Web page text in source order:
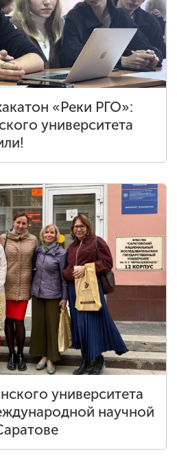
«Реки РГО»:
университета
университета
научной